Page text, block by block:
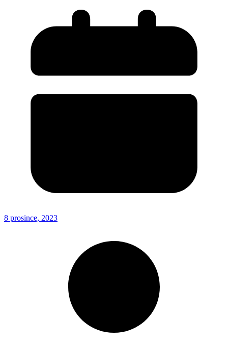
8 prosince, 2023